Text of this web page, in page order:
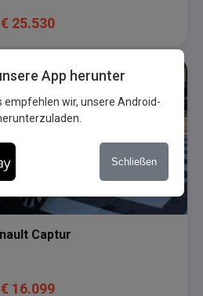
€ 25.530
Captur
€ 16.099
App herunter
empfehlen wir, unsere Android-
Schließen